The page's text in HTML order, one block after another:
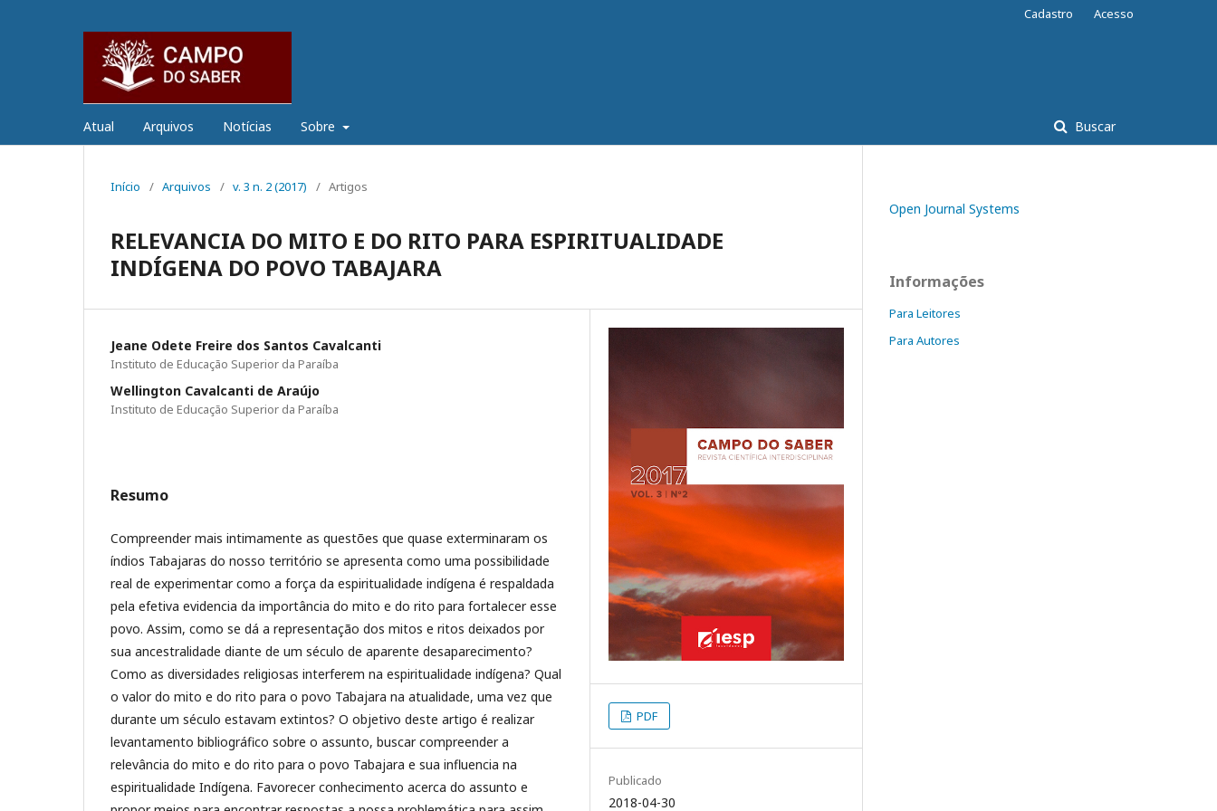
Atual Arquivos Notícias Sobre Buscar
Cadastro Acesso
Início / Arquivos / v. 3 n. 2 (2017) / Artigos
RELEVANCIA DO MITO E DO RITO PARA ESPIRITUALIDADE
INDÍGENA DO POVO TABAJARA
Jeane Odete Freire dos Santos Cavalcanti
Instituto de Educação Superior da Paraíba
Wellington Cavalcanti de Araújo
Instituto de Educação Superior da Paraíba
Resumo
Compreender mais intimamente as questões que quase exterminaram os
índios Tabajaras do nosso território se apresenta como uma possibilidade
real de experimentar como a força da espiritualidade indígena é respaldada
pela efetiva evidencia da importância do mito e do rito para fortalecer esse
povo. Assim, como se dá a representação dos mitos e ritos deixados por
sua ancestralidade diante de um século de aparente desaparecimento?
Como as diversidades religiosas interferem na espiritualidade indígena? Qual
o valor do mito e do rito para o povo Tabajara na atualidade, uma vez que
durante um século estavam extintos? O objetivo deste artigo é realizar
levantamento bibliográfico sobre o assunto, buscar compreender a
relevância do mito e do rito para o povo Tabajara e sua influencia na
espiritualidade Indígena. Favorecer conhecimento acerca do assunto e
PDF
Publicado
2018-04-30
Open Journal Systems
Informações
Para Leitores
Para Autores